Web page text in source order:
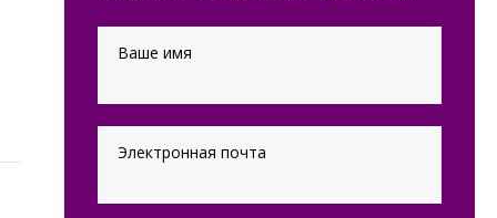
Ваше имя
Электронная почта